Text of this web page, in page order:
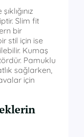
Slim fit
bir
stil için ise
Kumaş
Pamuklu
sağlarken,
için